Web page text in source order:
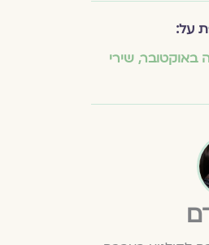
על:
באוקטובר, שירי